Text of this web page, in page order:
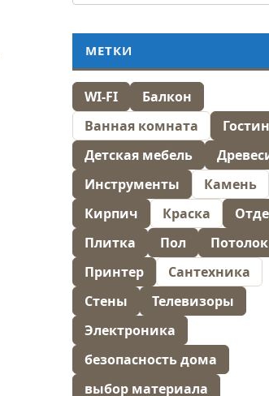
МЕТКИ
WI-FI
Балкон
Ванная комната
Детская мебель
Инструменты
Камень
Кирпич
Краска
Плитка
Пол
Потолок
Принтер
Сантехника
Стены
Телевизоры
Электроника
безопасность дома
выбор материала